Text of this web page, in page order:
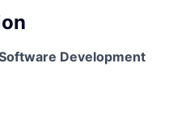
Development